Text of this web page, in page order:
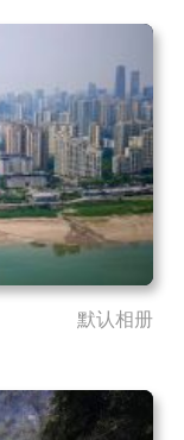
默认相册